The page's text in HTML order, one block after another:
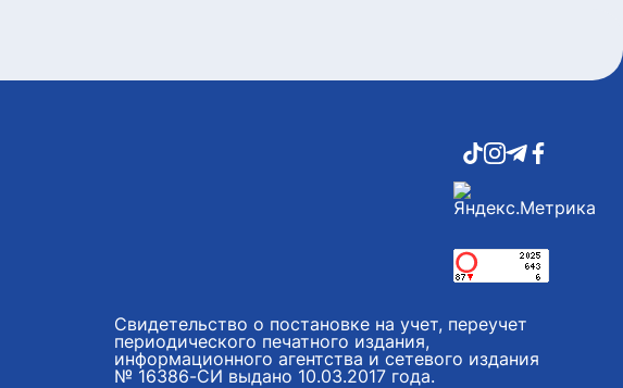
Свидетельство о постановке на учет, переучет
периодического печатного издания,
информационного агентства и сетевого издания
№ 16386-СИ выдано 10.03.2017 года.